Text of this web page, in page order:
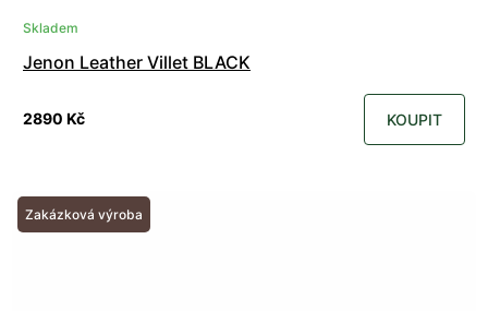
Skladem
Jenon Leather Villet BLACK
2890 Kč KOUPIT
Zakázková výroba